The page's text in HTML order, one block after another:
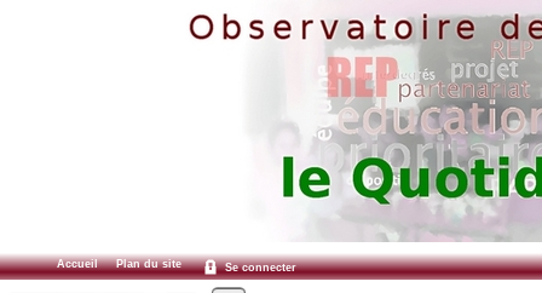
Accueil Plan du site Se connecter